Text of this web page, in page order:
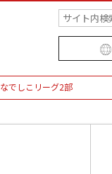
なでしこリーグ2部